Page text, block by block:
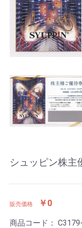
シュッピン株主
販売価格 ￥0
商品コード：